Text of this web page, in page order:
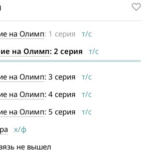
на Олимп: 1 серия т/с
на Олимп: 2 серия т/с
на Олимп: 3 серия т/с
на Олимп: 4 серия т/с
на Олимп: 5 серия т/с
х/ф
не вышел